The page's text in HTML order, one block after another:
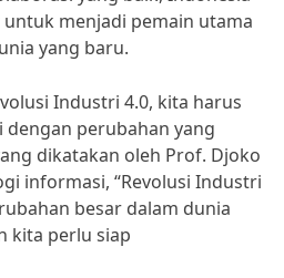
menjadi pemain utama
yang baru.
Industri 4.0, kita harus
perubahan yang
dikatakan oleh Prof. Djoko
informasi, “Revolusi Industri
besar dalam dunia
kita perlu siap